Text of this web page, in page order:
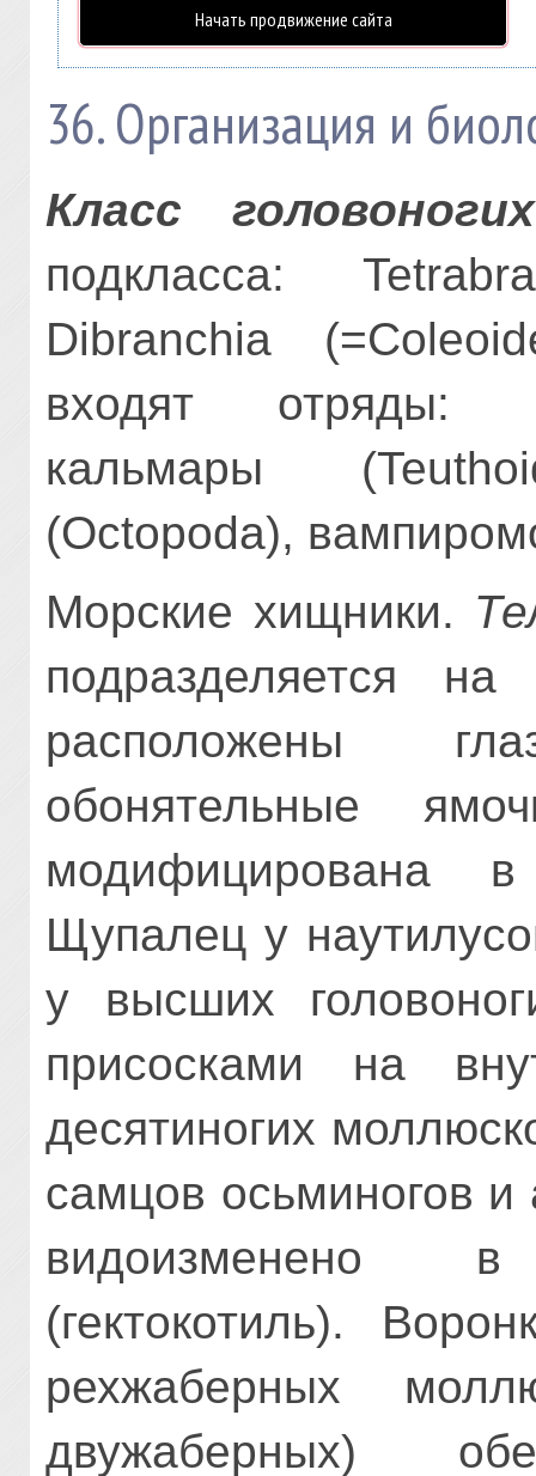
Начать продвижение сайта
36. Организация и
Класс головоногих
подкласса:
Dibranchia
входят отряды:
кальмары
(Octopoda),
Морские хищники.
подразделяется
расположены
обонятельные
модифицирована
Щупалец у
у высших
присосками на
десятиногих
самцов осьминогов и
видо­изменено
(гектокотиль).
рехжаберных
двужаберных)